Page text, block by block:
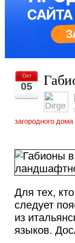
Окт
05
загородного
Для тех,
следует
из
языков.